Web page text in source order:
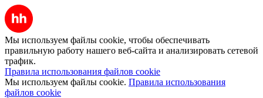
Мы используем файлы cookie, чтобы обеспечивать
правильную работу нашего веб-сайта и анализировать сетевой
трафик.
Правила использования файлов cookie
Мы используем файлы cookie. Правила использования
файлов cookie